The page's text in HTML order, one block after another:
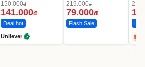
Da Sáng Mịn Sau 7
Ngày
150.000đ
141.000đ
Deal hot
Unilever
219.000đ
79.000đ
Flash Sale Hot